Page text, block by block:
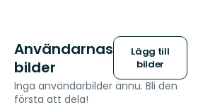
Användarnas
bilder
Lägg till
bilder
Inga användarbilder ännu. Bli den
första att dela!